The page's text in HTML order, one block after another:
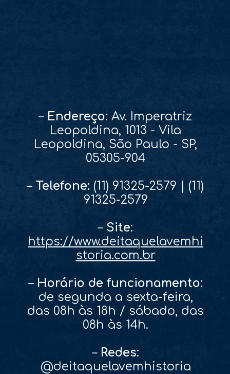
– Endereço: Av. Imperatriz
Leopoldina, 1013 - Vila
Leopoldina, São Paulo - SP,
05305-904
– Telefone: (11) 91325-2579 | (11)
91325-2579
– Site:
https://www.deitaquelavemhi
storia.com.br
– Horário de funcionamento:
de segunda a sexta-feira,
das 08h às 18h / sábado, das
08h às 14h.
– Redes:
@deitaquelavemhistoria